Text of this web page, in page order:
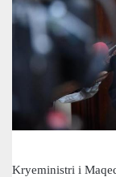
Kryeministri i